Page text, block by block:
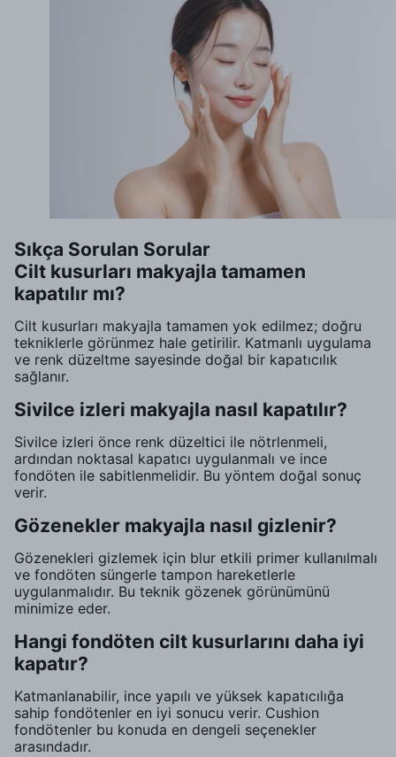
Sıkça Sorulan Sorular
Cilt kusurları makyajla tamamen
kapatılır mı?
Cilt kusurları makyajla tamamen yok edilmez; doğru
tekniklerle görünmez hale getirilir. Katmanlı uygulama
ve renk düzeltme sayesinde doğal bir kapatıcılık
sağlanır.
Sivilce izleri makyajla nasıl kapatılır?
Sivilce izleri önce renk düzeltici ile nötrlenmeli,
ardından noktasal kapatıcı uygulanmalı ve ince
fondöten ile sabitlenmelidir. Bu yöntem doğal sonuç
verir.
Gözenekler makyajla nasıl gizlenir?
Gözenekleri gizlemek için blur etkili primer kullanılmalı
ve fondöten süngerle tampon hareketlerle
uygulanmalıdır. Bu teknik gözenek görünümünü
minimize eder.
Hangi fondöten cilt kusurlarını daha iyi
kapatır?
Katmanlanabilir, ince yapılı ve yüksek kapatıcılığa
sahip fondötenler en iyi sonucu verir. Cushion
fondötenler bu konuda en dengeli seçenekler
arasındadır.